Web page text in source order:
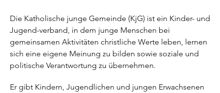
Die Katholische junge Gemeinde (KjG) ist ein Kinder- und
Jugend-verband, in dem junge Menschen bei
gemeinsamen Aktivitäten christliche Werte leben, lernen
sich eine eigene Meinung zu bilden sowie soziale und
politische Verantwortung zu übernehmen.
Er gibt Kindern, Jugendlichen und jungen Erwachsenen